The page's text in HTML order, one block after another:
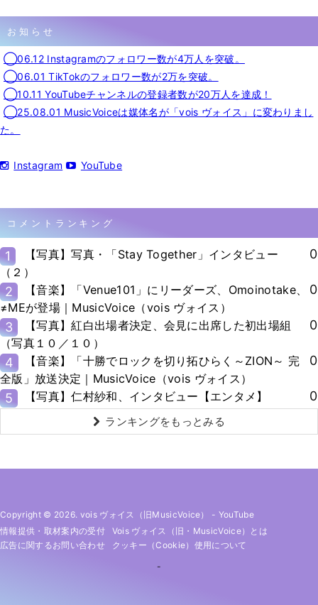
お知らせ
◯06.12 Instagramのフォロワー数が4万人を突破。
◯06.01 TikTokのフォロワー数が2万を突破。
◯10.11 YouTubeチャンネルの登録者数が20万人を達成！
◯25.08.01 MusicVoiceは媒体名が「vois ヴォイス」に変わりまし
た。
Instagram YouTube
コメントランキング
1
【写真】写真・「Stay Together」インタビュー
（２）
0
2
【音楽】「Venue101」にリーダーズ、Omoinotake、
≠MEが登場｜MusicVoice（vois ヴォイス）
0
3
【写真】紅白出場者決定、会見に出席した初出場組
（写真１０／１０）
0
4
【音楽】「十勝でロックを切り拓ひらく～ZION～ 完
全版」放送決定｜MusicVoice（vois ヴォイス）
0
5 【写真】仁村紗和、インタビュー【エンタメ】 0
ランキングをもっとみる
Copyright © 2026. vois ヴォイス（旧MusicVoice） - YouTube
情報提供・取材案内の受付
Vois ヴォイス（旧・MusicVoice）とは
広告に関するお問い合わせ
クッキー（cookie）使用について
-